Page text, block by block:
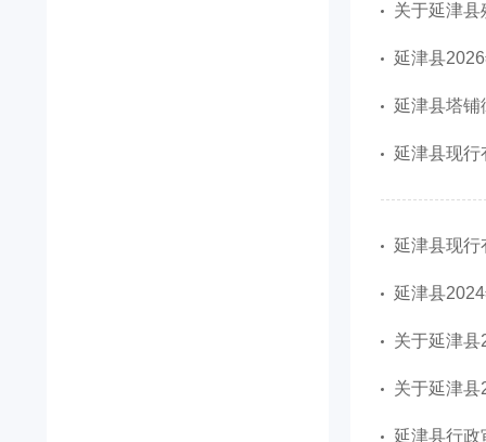
关于延津
延津县
延津县塔铺
延津县现行
延津县现行
延津县
关于延津
关于延津
延津县行政